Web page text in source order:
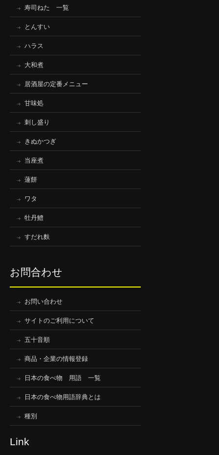
寿司ねた 一覧
とんすい
ハラス
大和煮
居酒屋の定番メニュー
甘味処
刺し盛り
きぬかつぎ
当座煮
蓮餅
ワタ
牡丹鱧
すだれ麩
お問合わせ
お問い合わせ
サイトのご利用について
五十音順
商品・企業の情報登録
日本の食べ物 用語 一覧
日本の食べ物用語辞典とは
種別
Link